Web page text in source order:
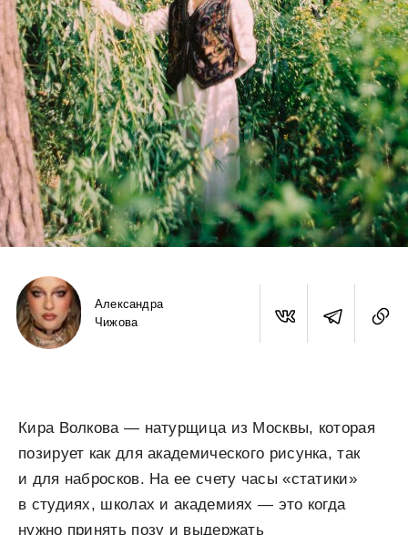
Александра
Чижова
Кира Волкова — натурщица из Москвы, которая
позирует как для академического рисунка, так
и для набросков. На ее счету часы «статики»
в студиях, школах и академиях — это когда
нужно принять позу и выдержать